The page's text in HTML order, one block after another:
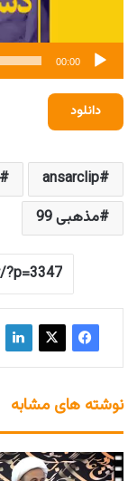
00:00
دانلود
ansarclip
مذهبی 99
نوشته های مشابه